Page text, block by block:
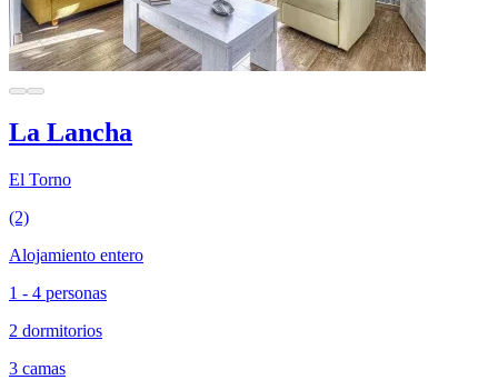
La Lancha
El Torno
(2)
Alojamiento entero
1 - 4 personas
2 dormitorios
3 camas